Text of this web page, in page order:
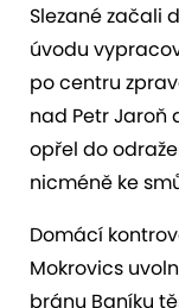
Slezané začali
úvodu
po centru
nad Petr Jaroň
opřel do
nicméně ke
Domácí
Mokrovics
bránu Baníku